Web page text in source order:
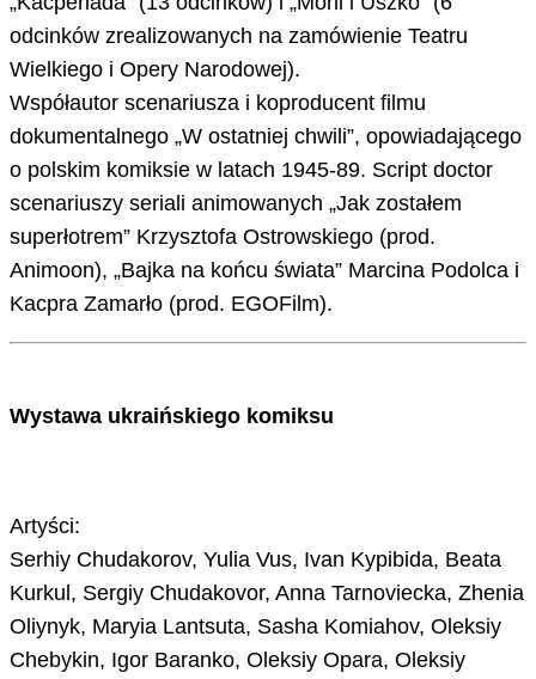
odcinków zrealizowanych na zamówienie Teatru
Wielkiego i Opery Narodowej).
Współautor scenariusza i koproducent filmu
dokumentalnego „W ostatniej chwili”, opowiadającego
o polskim komiksie w latach 1945-89. Script doctor
scenariuszy seriali animowanych „Jak zostałem
superłotrem” Krzysztofa Ostrowskiego (prod.
Animoon), „Bajka na końcu świata” Marcina Podolca i
Kacpra Zamarło (prod. EGOFilm).
Wystawa ukraińskiego komiksu
Artyści:
Serhiy Chudakorov, Yulia Vus, Ivan Kypibida, Beata
Kurkul, Sergiy Chudakovor, Anna Tarnoviecka, Zhenia
Oliynyk, Maryia Lantsuta, Sasha Komiahov, Oleksiy
Chebykin, Igor Baranko, Oleksiy Opara, Oleksiy